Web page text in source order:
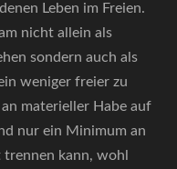
Leben im Freien.
nicht allein als
sondern auch als
weniger freier zu
materieller Habe auf
nur ein Minimum an
kann, wohl